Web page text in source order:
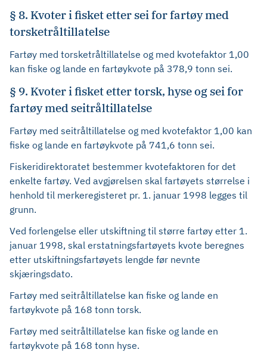
§ 8. Kvoter i fisket etter sei for fartøy med
torsketråltillatelse
Fartøy med torsketråltillatelse og med kvotefaktor 1,00
kan fiske og lande en fartøykvote på 378,9 tonn sei.
§ 9. Kvoter i fisket etter torsk, hyse og sei for
fartøy med seitråltillatelse
Fartøy med seitråltillatelse og med kvotefaktor 1,00 kan
fiske og lande en fartøykvote på 741,6 tonn sei.
Fiskeridirektoratet bestemmer kvotefaktoren for det
enkelte fartøy. Ved avgjørelsen skal fartøyets størrelse i
henhold til merkeregisteret pr. 1. januar 1998 legges til
grunn.
Ved forlengelse eller utskiftning til større fartøy etter 1.
januar 1998, skal erstatningsfartøyets kvote beregnes
etter utskiftningsfartøyets lengde før nevnte
skjæringsdato.
Fartøy med seitråltillatelse kan fiske og lande en
fartøykvote på 168 tonn torsk.
Fartøy med seitråltillatelse kan fiske og lande en
fartøykvote på 168 tonn hyse.